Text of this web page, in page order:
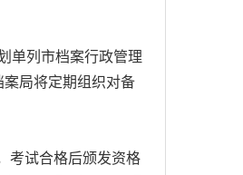
单列市档案行政管理
局将定期组织对备
考试合格后颁发资格